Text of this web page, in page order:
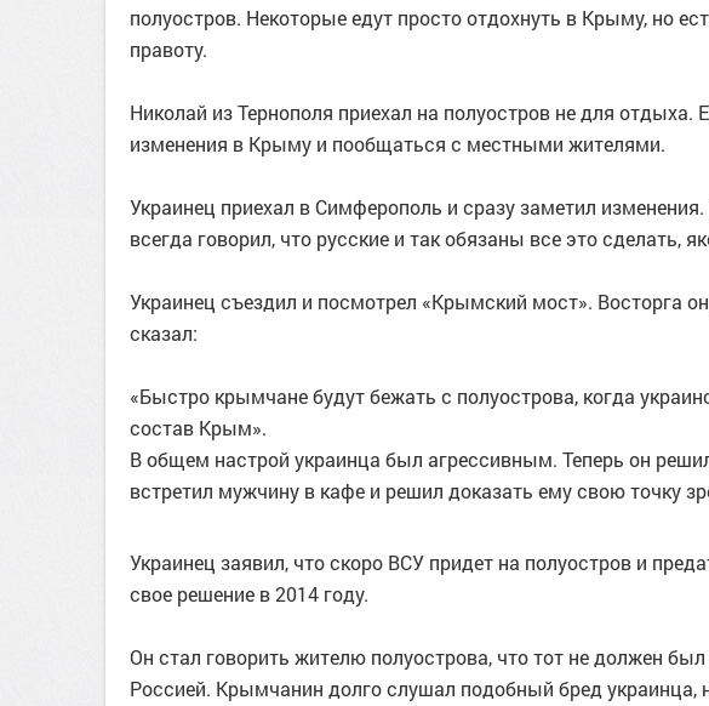
полуостров. Некоторые едут просто отдохнуть в Крыму, но
правоту.
Николай из Тернополя приехал на полуостров не для отдыха.
изменения в Крыму и пообщаться с местными жителями.
Украинец приехал в Симферополь и сразу заметил
всегда говорил, что русские и так обязаны все это сделать,
Украинец съездил и посмотрел «Крымский мост». Восторга
сказал:
«Быстро крымчане будут бежать с полуострова, когда
состав Крым».
В общем настрой украинца был агрессивным. Теперь он
встретил мужчину в кафе и решил доказать ему свою точку
Украинец заявил, что скоро ВСУ придет на полуостров и
свое решение в 2014 году.
Он стал говорить жителю полуострова, что тот не должен
Россией. Крымчанин долго слушал подобный бред украинца,